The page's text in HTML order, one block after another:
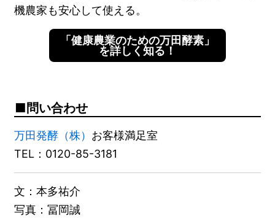
機農家も安心して使える。
「健康農業のための万田酵素」
を詳しく知る！
問い合わせ
万田発酵（株） お客様満足室
TEL：0120-85-3181
文：本多祐介
写真：冨岡誠